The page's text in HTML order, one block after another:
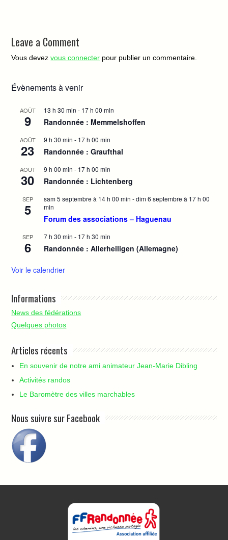
Leave a Comment
Vous devezvous connecter pour publier un commentaire.
Évènements à venir
AOÛT
9
13 h 30 min - 17 h 00 min
Randonnée : Memmelshoffen
AOÛT
23
9 h 30 min - 17 h 00 min
Randonnée : Graufthal
AOÛT
30
9 h 00 min - 17 h 00 min
Randonnée : Lichtenberg
SEP
5
sam 5 septembre à 14 h 00 min -dim 6 septembre à 17 h 00
min
Forum des associations – Haguenau
SEP
6
7 h 30 min - 17 h 30 min
Randonnée : Allerheiligen (Allemagne)
Voir le calendrier
Informations
News des fédérations
Quelques photos
Articles récents
En souvenir de notre ami animateur Jean-Marie Dibling
Activités randos
Le Baromètre des villes marchables
Nous suivre sur Facebook